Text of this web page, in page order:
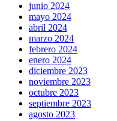
junio 2024
mayo 2024
abril 2024
marzo 2024
febrero 2024
enero 2024
diciembre 2023
noviembre 2023
octubre 2023
septiembre 2023
agosto 2023